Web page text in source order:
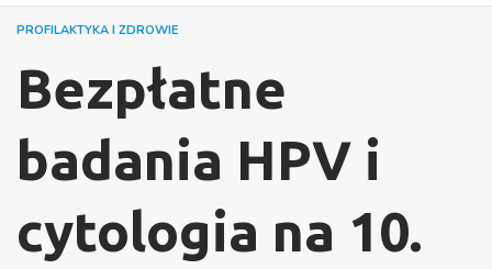
PROFILAKTYKA I ZDROWIE
Bezpłatne
badania HPV i
cytologia na 10.